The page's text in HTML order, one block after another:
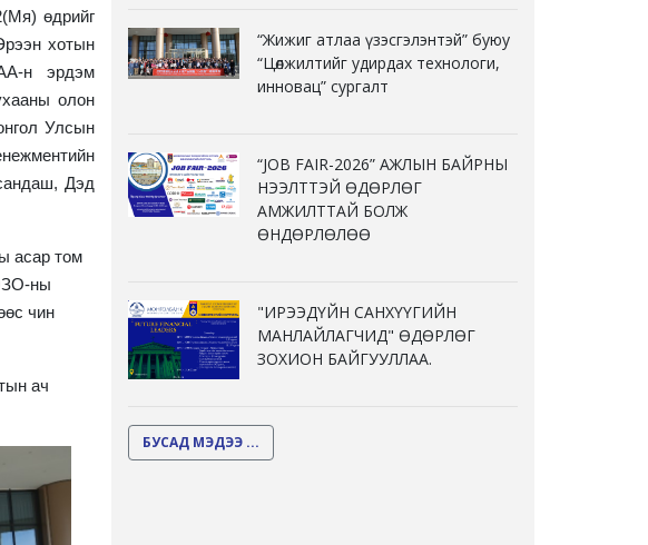
өдрийг
хотын
н эрдэм
олон
Улсын
Дэд
асар том
ны
чин
ач
“Жижиг атлаа үзэсгэлэнтэй” буюу
“Цөлжилтийг удирдах технологи,
инновац” сургалт
“JOB FAIR-2026” АЖЛЫН БАЙРНЫ
НЭЭЛТТЭЙ ӨДӨРЛӨГ
АМЖИЛТТАЙ БОЛЖ
ӨНДӨРЛӨЛӨӨ
"ИРЭЭДҮЙН САНХҮҮГИЙН
МАНЛАЙЛАГЧИД" ӨДӨРЛӨГ
ЗОХИОН БАЙГУУЛЛАА.
БУСАД МЭДЭЭ ...